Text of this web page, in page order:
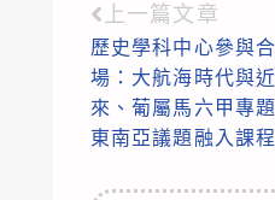
Read
more
articles
上一篇文章
歷史學科中心參與
場：大航海時代與
來、葡屬馬六甲專
東南亞議題融入課